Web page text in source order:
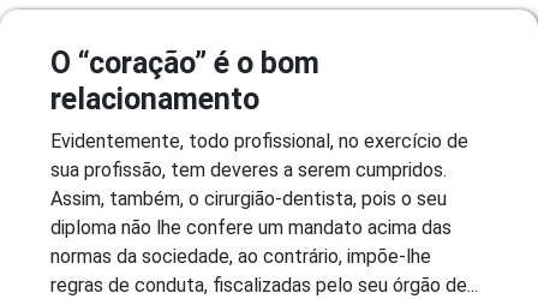
O “coração” é o bom
relacionamento
Evidentemente, todo profissional, no exercício de
sua profissão, tem deveres a serem cumpridos.
Assim, também, o cirurgião-dentista, pois o seu
diploma não lhe confere um mandato acima das
normas da sociedade, ao contrário, impõe-lhe
regras de conduta, fiscalizadas pelo seu órgão de...